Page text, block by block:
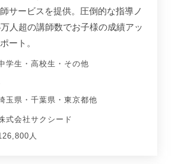
サービスを提供。圧倒的な指導ノ
人超の講師数でお子様の成績アッ
ート。
学生 ・ 高校生 ・ その他
玉県 ・ 千葉県 ・ 東京都他
式会社サクシード
人